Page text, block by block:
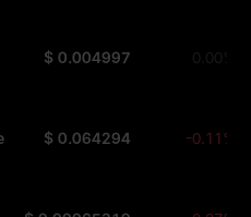
$ 0.004997 0.00%
CUBEs CUBE
$ 0.064294 -0.11%